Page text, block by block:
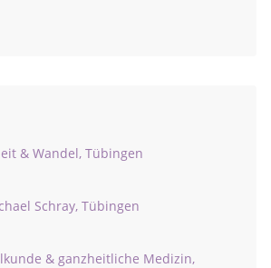
& Wandel, Tübingen
Schray, Tübingen
& ganzheitliche Medizin,